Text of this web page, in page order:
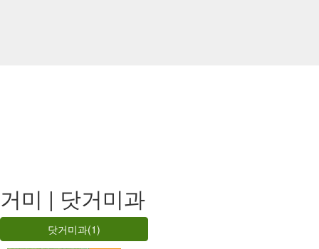
거미 | 닷거미과
닷거미과(1)